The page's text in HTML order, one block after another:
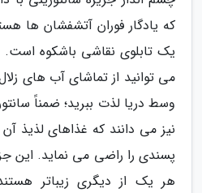
که یادگار فوران آتشفشان ها
یک تابلوی نقاشی باشکوه
می توانید از تماشای آب های
وسط دریا لذت ببرید؛ ضمناً
نیز می دانند که غذاهای لذیذ
پسندی را راضی می نماید. این